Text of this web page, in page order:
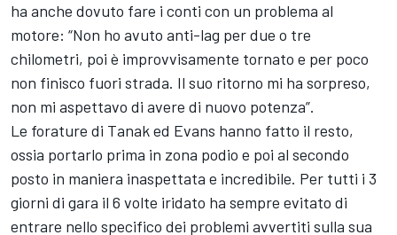
ha anche dovuto fare i conti con un problema al
motore: “Non ho avuto anti-lag per due o tre
chilometri, poi è improvvisamente tornato e per poco
non finisco fuori strada. Il suo ritorno mi ha sorpreso,
non mi aspettavo di avere di nuovo potenza”.
Le forature di Tanak ed Evans hanno fatto il resto,
ossia portarlo prima in zona podio e poi al secondo
posto in maniera inaspettata e incredibile. Per tutti i 3
giorni di gara il 6 volte iridato ha sempre evitato di
entrare nello specifico dei problemi avvertiti sulla sua